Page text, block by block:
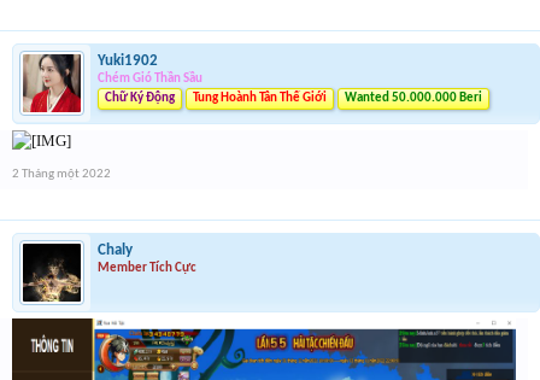
Yuki1902
Chém Gió Thần Sầu
Chữ Ký Động
Tung Hoành Tân Thế Giới Wanted 50.000.000 Beri
2 Tháng một 2022
Chaly
Member Tích Cực